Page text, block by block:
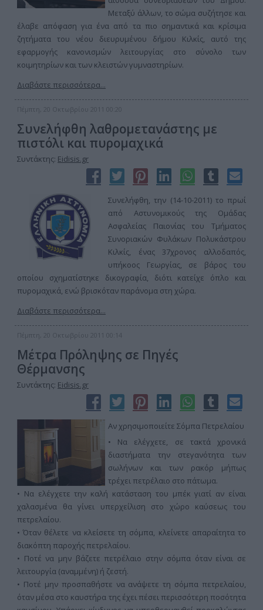
Μεταξύ άλλων, το σώμα συζήτησε και
έλαβε απόφαση για ένα από τα πιο σημαντικά και κρίσιμα
ζητήματα του νέου διευρυμένου δήμου Κιλκίς, αυτό της
εφαρμογής κανονισμών λειτουργίας στο σύνολο των
κοιμητηρίων και των κλειστών γυμναστηρίων.
Διαβάστε περισσότερα...
Πέμπτη, 20 Οκτωβρίου 2011 00:20
Συνελήφθη λαθρομετανάστης με
πιστόλι και πυρομαχικά
Συντάκτης: Eidisis.gr
Συνελήφθη, την (14-10-2011) το πρωί
από Αστυνομικούς της Ομάδας
Ασφαλείας Παιονίας του Τμήματος
Συνοριακών Φυλάκων Πολυκάστρου
Κιλκίς, ένας 37χρονος αλλοδαπός,
υπήκοος Γεωργίας, σε βάρος του
οποίου σχηματίστηκε δικογραφία, διότι κατείχε όπλο και
πυρομαχικά, ενώ βρισκόταν παράνομα στη χώρα.
Διαβάστε περισσότερα...
Πέμπτη, 20 Οκτωβρίου 2011 00:14
Μέτρα Πρόληψης σε Πηγές
Θέρμανσης
Συντάκτης: Eidisis.gr
Αν χρησιμοποιείτε Σόμπα Πετρελαίου
• Να ελέγχετε, σε τακτά χρονικά
διαστήματα την στεγανότητα των
σωλήνων και των ρακόρ μήπως
τρέχει πετρέλαιο στο πάτωμα.
• Να ελέγχετε την καλή κατάσταση του μπέκ γιατί αν είναι
χαλασμένα θα γίνει υπερχείλιση στο χώρο καύσεως του
πετρελαίου.
• Όταν θέλετε να κλείσετε τη σόμπα, κλείνετε απαραίτητα το
διακόπτη παροχής πετρελαίου.
• Ποτέ να μην βάζετε πετρέλαιο στην σόμπα όταν είναι σε
λειτουργία (αναμμένη) ή ζεστή.
• Ποτέ μην προσπαθήστε να ανάψετε τη σόμπα πετρελαίου,
όταν μέσα στο καυστήρα της έχει πέσει περισσότερη ποσότητα